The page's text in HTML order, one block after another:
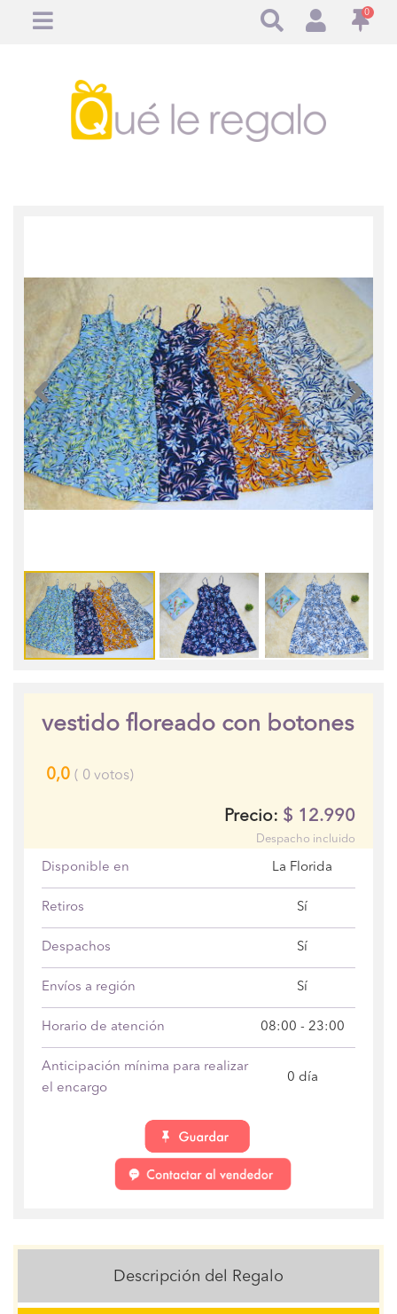
0
Anterior
vestido floreado con botones
0,0 ( 0 votos)
Precio: $ 12.990
Despacho incluido
Disponible en La Florida
Retiros Sí
Despachos Sí
Envíos a región Sí
Horario de atención 08:00 - 23:00
Anticipación mínima para realizar
el encargo
0 día
Descripción del Regalo